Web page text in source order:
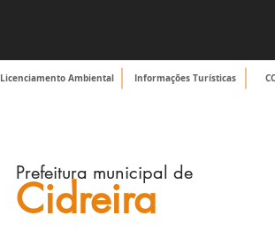
Licenciamento Ambiental Informações Turísticas
Prefeitura municipal de
Cidreira